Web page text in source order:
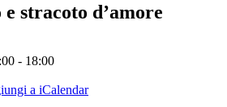
stracoto d’amore
- 18:00
a iCalendar